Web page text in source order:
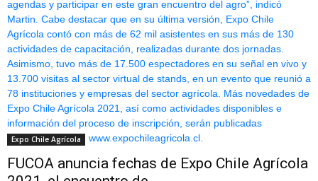
Expo Chile Agrícola
FUCOA anuncia fechas de Expo Chile Agrícola